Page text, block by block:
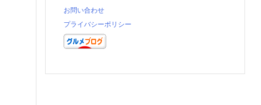
お問い合わせ
プライバシーポリシー